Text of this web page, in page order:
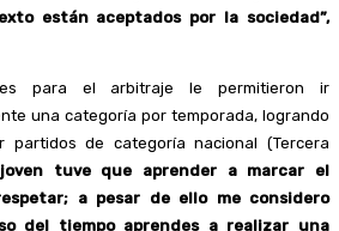
están aceptados por la sociedad”,
para el arbitraje le permitieron ir
una categoría por temporada, logrando
de categoría nacional (Tercera
joven tuve que aprender a marcar el
a pesar de ello me considero
del tiempo aprendes a realizar una